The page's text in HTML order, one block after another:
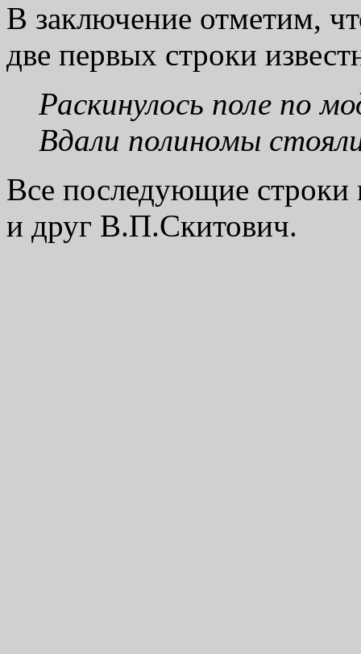
В заключение отметим,
две первых строки
Раскинулось поле по
Вдали полиномы
Все последующие строки
и друг В.П.Скитович.